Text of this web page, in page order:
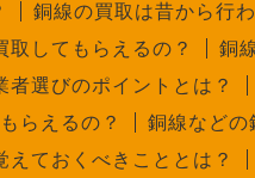
銅線の買取は昔から行
取してもらえるの？
銅
選びのポイントとは？
らえるの？
銅線などの
ておくべきこととは？